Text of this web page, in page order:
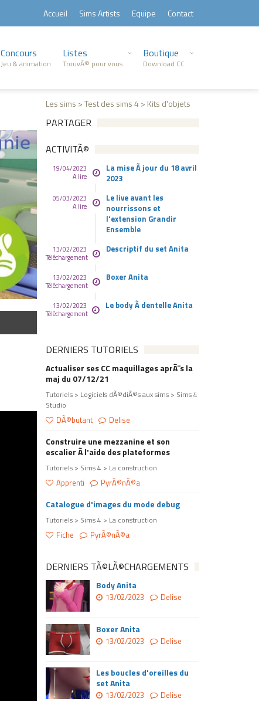
Accueil Sims Artists Equipe Contact
Concours
Jeu & animation
Listes
TrouvÃ© pour vous
Boutique
Download CC
Les sims > Test des sims 4 > Kits d'objets
PARTAGER
ACTIVITÃ©
19/04/2023
A lire
La mise Ã jour du 18 avril
2023
05/03/2023
A lire
Le live avant les
nourrissons et
l'extension Grandir
Ensemble
13/02/2023
Téléchargement
Descriptif du set Anita
13/02/2023
Téléchargement
Boxer Anita
13/02/2023
Téléchargement
Le body Ã dentelle Anita
DERNIERS TUTORIELS
Actualiser ses CC maquillages aprÃ¨s la
maj du 07/12/21
Tutoriels > Logiciels dÃ©diÃ©s aux sims > Sims 4
Studio
DÃ©butant Delise
Construire une mezzanine et son
escalier Ã l'aide des plateformes
Tutoriels > Sims 4 > La construction
Apprenti PyrÃ©nÃ©a
Catalogue d'images du mode debug
Tutoriels > Sims 4 > La construction
Fiche PyrÃ©nÃ©a
DERNIERS TÃ©LÃ©CHARGEMENTS
Body Anita
13/02/2023 Delise
Boxer Anita
13/02/2023 Delise
Les boucles d'oreilles du
set Anita
13/02/2023 Delise